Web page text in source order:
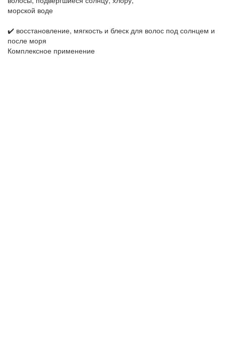
морской воде
✔️ восстановление, мягкость и блеск для волос под солнцем и
после моря
Комплексное применение